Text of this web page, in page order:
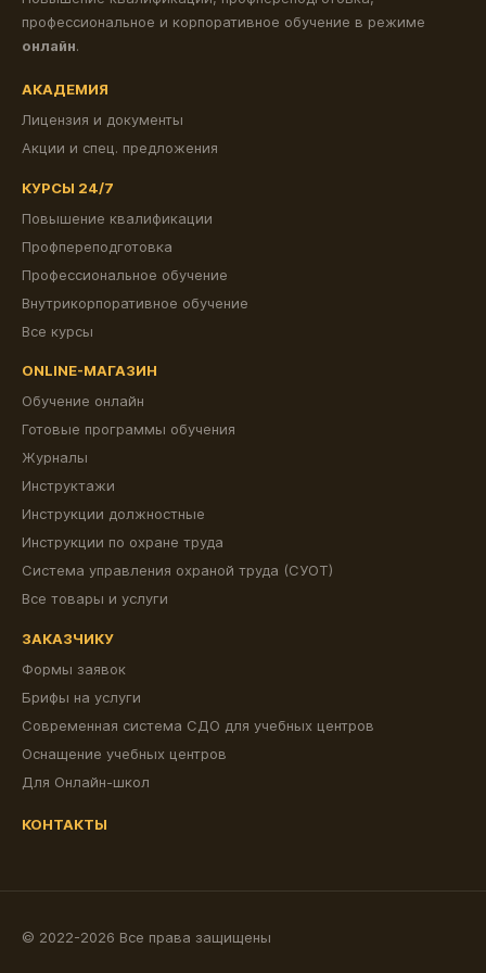
профессиональное и корпоративное обучение в режиме
онлайн.
АКАДЕМИЯ
Лицензия и документы
Акции и спец. предложения
КУРСЫ 24/7
Повышение квалификации
Профпереподготовка
Профессиональное обучение
Внутрикорпоративное обучение
Все курсы
ONLINE-МАГАЗИН
Обучение онлайн
Готовые программы обучения
Журналы
Инструктажи
Инструкции должностные
Инструкции по охране труда
Система управления охраной труда (СУОТ)
Все товары и услуги
ЗАКАЗЧИКУ
Формы заявок
Брифы на услуги
Современная система СДО для учебных центров
Оснащение учебных центров
Для Онлайн-школ
КОНТАКТЫ
© 2022-2026 Все права защищены